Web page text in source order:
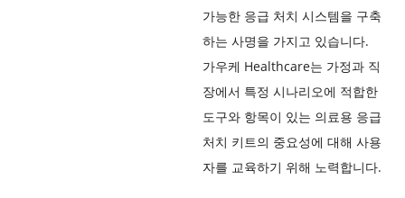
가능한 응급 처치 시스템을 구축
하는 사명을 가지고 있습니다.
가우케 Healthcare는 가정과 직
장에서 특정 시나리오에 적합한
도구와 항목이 있는 의료용 응급
처치 키트의 중요성에 대해 사용
자를 교육하기 위해 노력합니다.